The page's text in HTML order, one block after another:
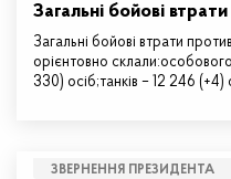
Загальні бойові
Загальні бойові втрати
орієнтовно
330) осіб;танків – 12 246
ЗВЕРНЕННЯ ПРЕЗИДЕНТА